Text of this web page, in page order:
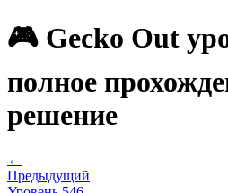
🎮 Gecko Out
полное
решение
←
Предыдущий